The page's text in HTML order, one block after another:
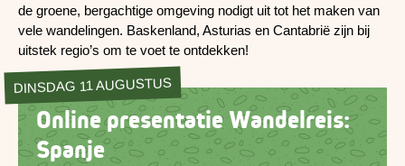
de groene, bergachtige omgeving nodigt uit tot het maken van
vele wandelingen. Baskenland, Asturias en Cantabrië zijn bij
uitstek regio’s om te voet te ontdekken!
DINSDAG 11 AUGUSTUS
Online presentatie Wandelreis:
Spanje